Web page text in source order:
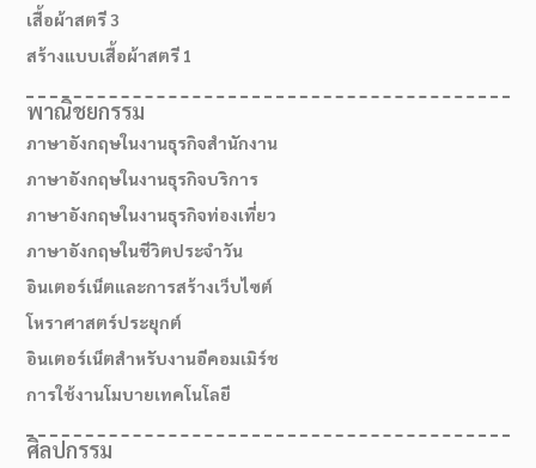
เสื้อผ้าสตรี 3
สร้างแบบเสื้อผ้าสตรี 1
พาณิชยกรรม
ภาษาอังกฤษในงานธุรกิจสำนักงาน
ภาษาอังกฤษในงานธุรกิจบริการ
ภาษาอังกฤษในงานธุรกิจท่องเที่ยว
ภาษาอังกฤษในชีวิตประจำวัน
อินเตอร์เน็ตและการสร้างเว็บไซต์
โหราศาสตร์ประยุกต์
อินเตอร์เน็ตสำหรับงานอีคอมเมิร์ช
การใช้งานโมบายเทคโนโลยี
ศิลปกรรม